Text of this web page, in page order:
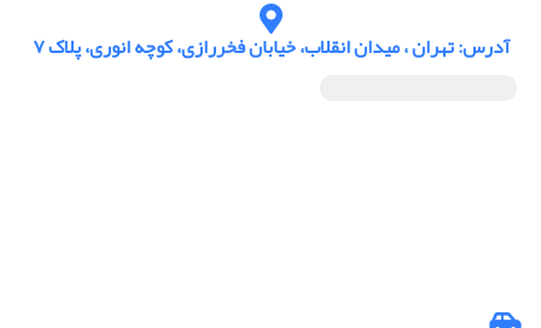
آدرس: تهران ، میدان انقلاب، خیابان فخررازی، کوچه انوری، پلاک ۷